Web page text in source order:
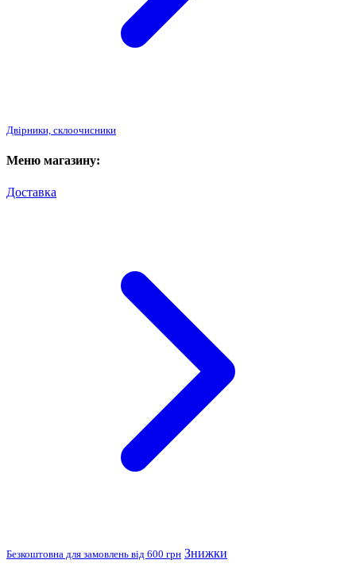
Двірники, склоочисники
Меню магазину:
Доставка
Безкоштовна для замовлень від 600 грн Знижки